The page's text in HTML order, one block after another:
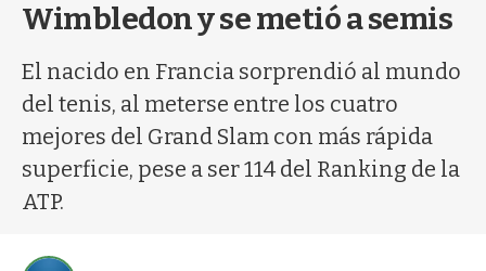
a
Wimbledon y se metió a semis
El nacido en Francia sorprendió al mundo
del tenis, al meterse entre los cuatro
mejores del Grand Slam con más rápida
superficie, pese a ser 114 del Ranking de la
ATP.